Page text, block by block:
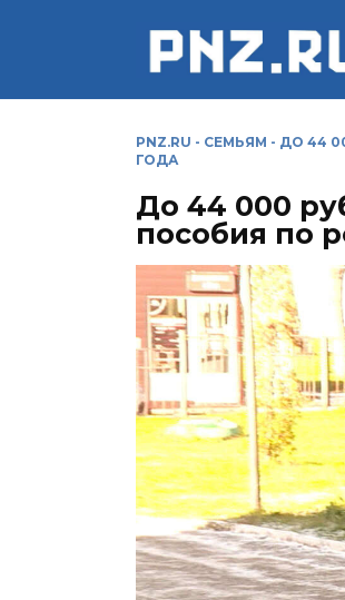
PNZ.RU - СЕМЬЯМ - ДО 44
ГОДА
До 44 000
пособия по